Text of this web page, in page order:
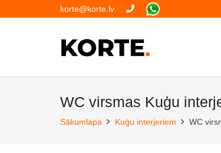
korte@korte.lv
WC virsmas Kuģu
Sākumlapa Kuģu interjeriem WC